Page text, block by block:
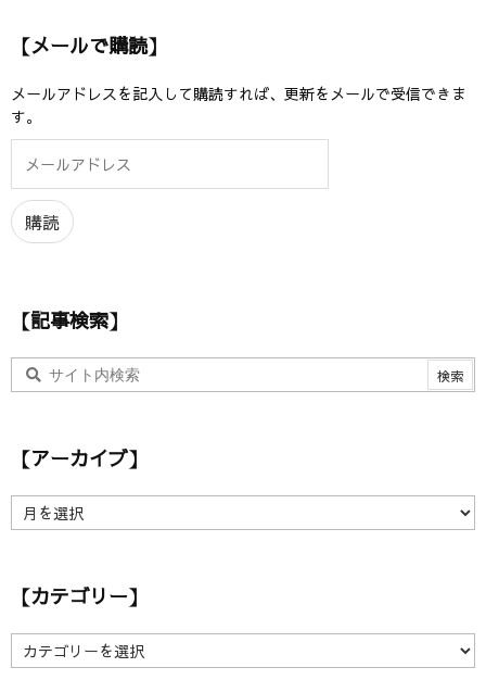
【メールで購読】
メールアドレスを記入して購読すれば、更新をメールで受信できま
す。
ル
ア
ド
購読
【記事検索】
【アーカイブ】
ア
イ
】
【カテゴリー】
【
カ